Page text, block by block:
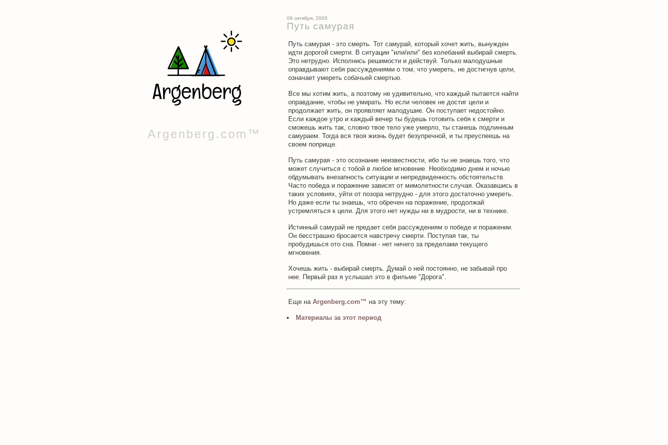
Argenberg.com™
09 октября, 2005
Путь самурая
Путь самурая - это смерть. Тот самурай, который хочет жить, вынужден
идти дорогой смерти. В ситуации "или/или" без колебаний выбирай смерть.
Это нетрудно. Исполнись решимости и действуй. Только малодушные
оправдывают себя рассуждениями о том, что умереть, не достигнув цели,
означает умереть собачьей смертью.
Все мы хотим жить, а поэтому не удивительно, что каждый пытается найти
оправдание, чтобы не умирать. Но если человек не достиг цели и
продолжает жить, он проявляет малодушие. Он поступает недостойно.
Если каждое утро и каждый вечер ты будешь готовить себя к смерти и
сможешь жить так, словно твое тело уже умерло, ты станешь подлинным
самураем. Тогда вся твоя жизнь будет безупречной, и ты преуспеешь на
своем поприще.
Путь самурая - это осознание неизвестности, ибо ты не знаешь того, что
может случиться с тобой в любое мгновение. Необходимо днем и ночью
обдумывать внезапность ситуации и непредвиденность обстоятельств.
Часто победа и поражение зависят от мимолетности случая. Оказавшись в
таких условиях, уйти от позора нетрудно - для этого достаточно умереть.
Но даже если ты знаешь, что обречен на поражение, продолжай
устремляться к цели. Для этого нет нужды ни в мудрости, ни в технике.
Истинный самурай не предает себя рассуждениям о победе и поражении.
Он бесстрашно бросается навстречу смерти. Поступая так, ты
пробудишься ото сна. Помни - нет ничего за пределами текущего
мгновения.
Хочешь жить - выбирай смерть. Думай о ней постоянно, не забывай про
нее. Первый раз я услышал это в фильме "Дорога".
Еще на Argenberg.com™ на эту тему:
Материалы за этот период